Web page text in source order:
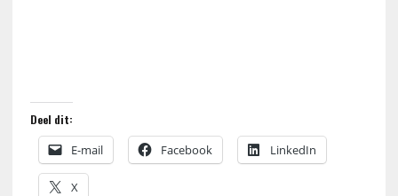
Deel dit:
E-mail Facebook LinkedIn
X